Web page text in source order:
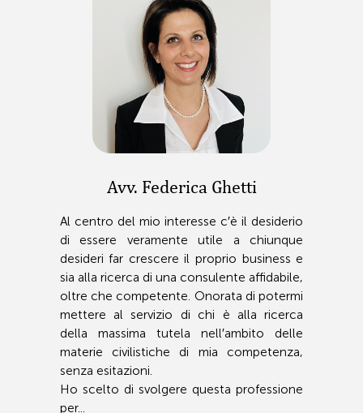
Avv. Federica Ghetti
Al centro del mio interesse c′è il desiderio
di essere veramente utile a chiunque
desideri far crescere il proprio business e
sia alla ricerca di una consulente affidabile,
oltre che competente. Onorata di potermi
mettere al servizio di chi è alla ricerca
della massima tutela nell′ambito delle
materie civilistiche di mia competenza,
senza esitazioni.
Ho scelto di svolgere questa professione
per...